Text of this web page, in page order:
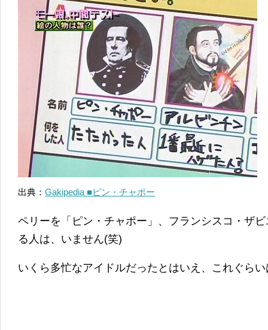
出典： Gakipedia ■ピン・チャポー
ペリーを「ピン・チャポー」、フランシスコ・ザ
る人は、いません(笑)
いくら多忙なアイドルだったとはいえ、これぐら